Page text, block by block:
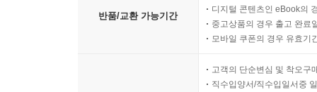
반품/교환 가능기간
디지털 콘텐츠인 eBook의
중고상품의 경우 출고 완료
모바일 쿠폰의 경우 유효기
고객의 단순변심 및 착오구
직수입양서/직수입일서중